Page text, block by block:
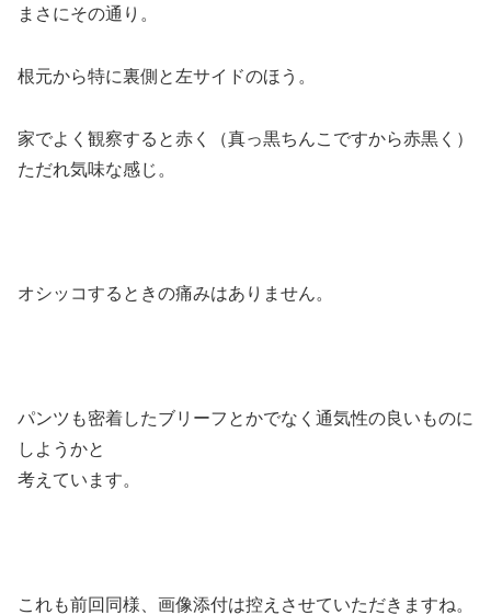
まさにその通り。
根元から特に裏側と左サイドのほう。
家でよく観察すると赤く（真っ黒ちんこですから赤黒く）
ただれ気味な感じ。
オシッコするときの痛みはありません。
パンツも密着したブリーフとかでなく通気性の良いものに
しようかと
考えています。
これも前回同様、画像添付は控えさせていただきますね。